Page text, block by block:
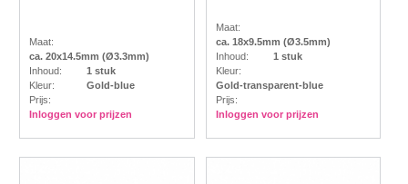
Maat:
ca. 20x14.5mm (Ø3.3mm)
Inhoud:
1 stuk
Kleur:
Gold-blue
Prijs:
Inloggen voor prijzen
Maat:
ca. 18x9.5mm (Ø3.5mm)
Inhoud:
1 stuk
Kleur:
Gold-transparent-blue
Prijs:
Inloggen voor prijzen